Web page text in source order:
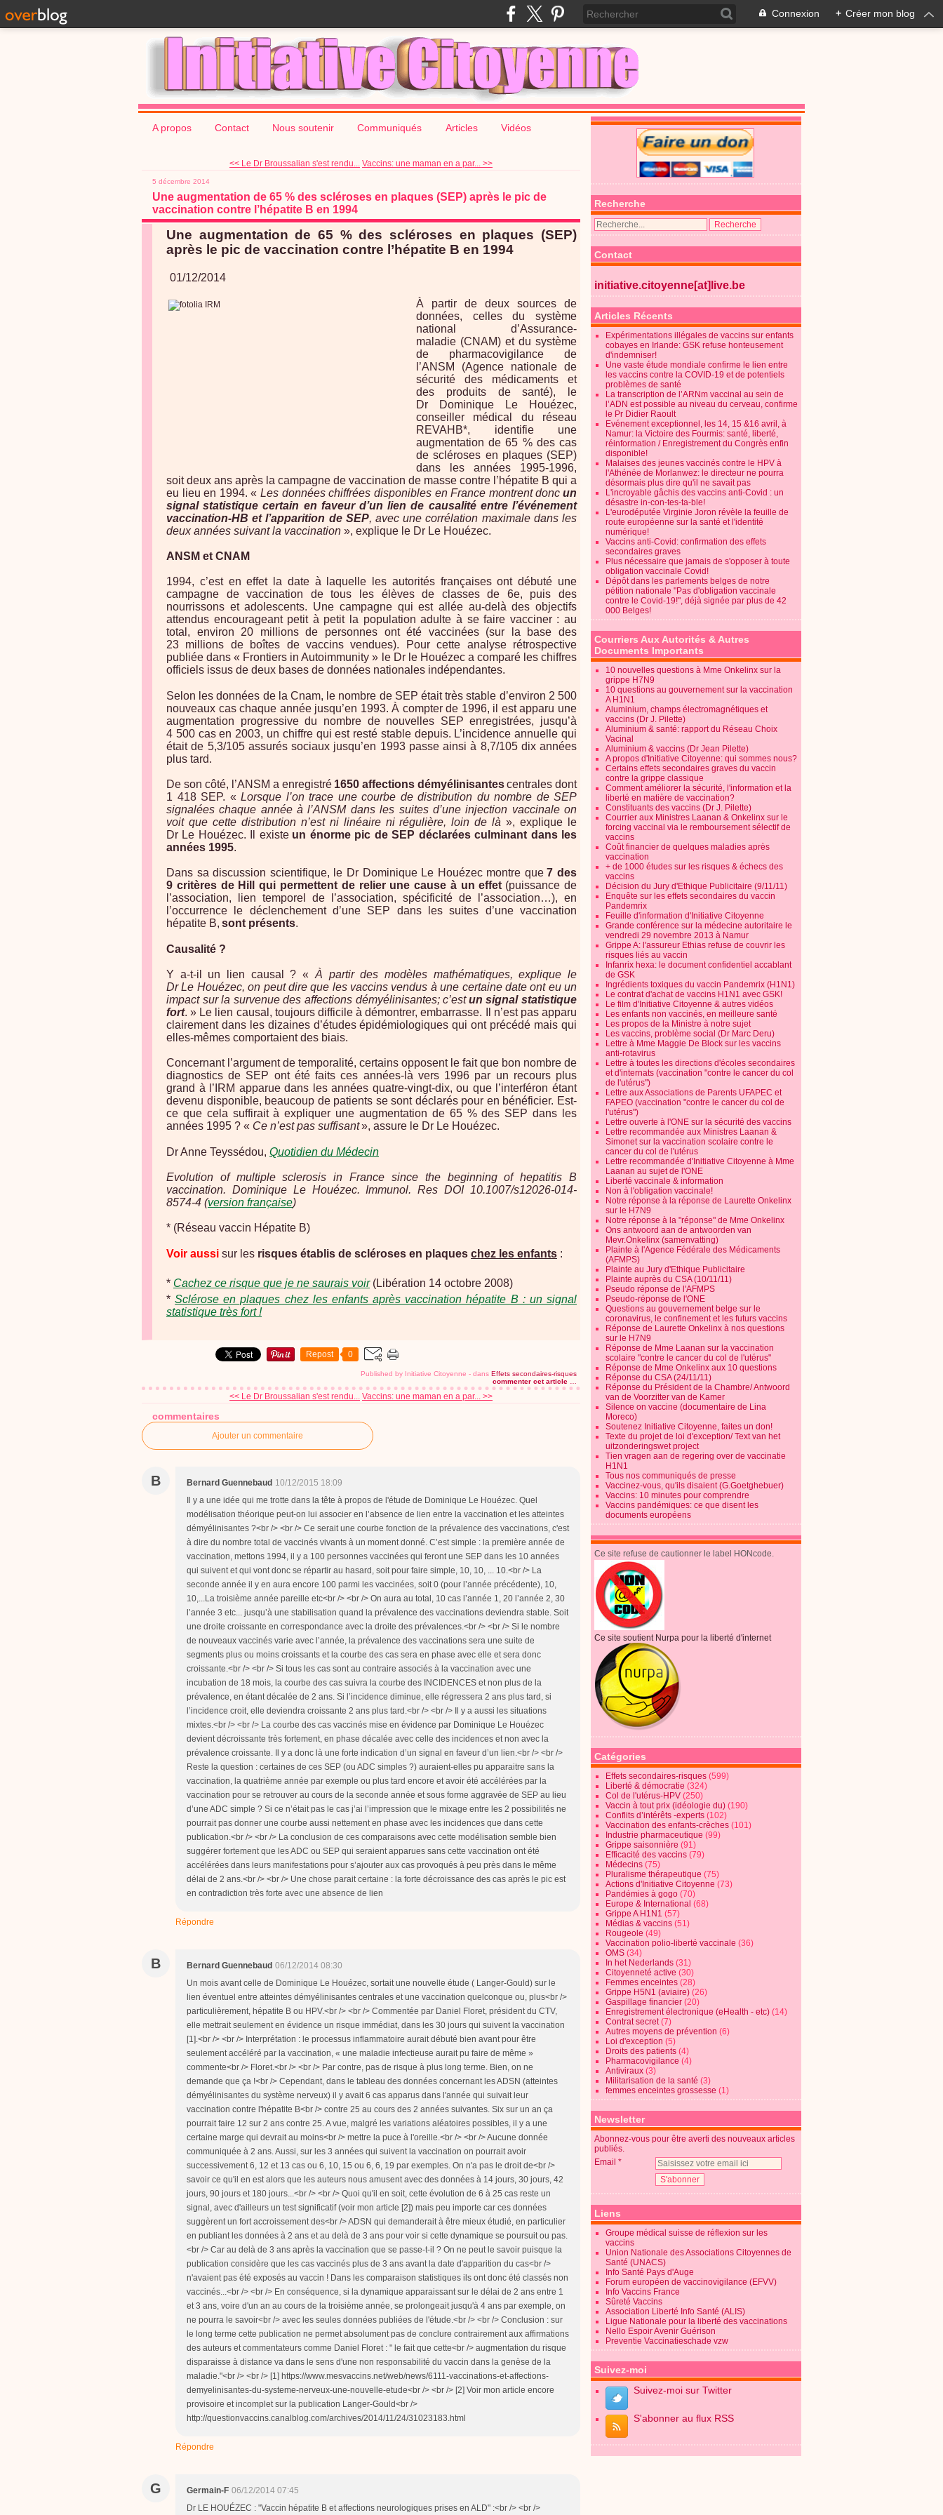
Connexion + Créer mon blog
A propos Contact Nous soutenir Communiqués Articles Vidéos
<< Le Dr Broussalian s'est rendu... Vaccins: une maman en a par... >>
5 décembre 2014
Une augmentation de 65 % des scléroses en plaques (SEP) après le pic de
vaccination contre l’hépatite B en 1994
Une augmentation de 65 % des scléroses en plaques (SEP)
après le pic de vaccination contre l’hépatite B en 1994
01/12/2014
À partir de deux sources de
données, celles du système
national d’Assurance-
maladie (CNAM) et du système
de pharmacovigilance de
l’ANSM (Agence nationale de
sécurité des médicaments et
des produits de santé), le
Dr Dominique Le Houézec,
conseiller médical du réseau
REVAHB*, identifie une
augmentation de 65 % des cas
de scléroses en plaques (SEP)
dans les années 1995-1996,
soit deux ans après la campagne de vaccination de masse contre l’hépatite B qui a
eu lieu en 1994. «Les données chiffrées disponibles en France montrent donc un
signal statistique certain en faveur d’un lien de causalité entre l’événement
vaccination-HB et l’apparition de SEP, avec une corrélation maximale dans les
deux années suivant la vaccination », explique le Dr Le Houézec.
ANSM et CNAM
1994, c’est en effet la date à laquelle les autorités françaises ont débuté une
campagne de vaccination de tous les élèves de classes de 6e, puis des
nourrissons et adolescents. Une campagne qui est allée au-delà des objectifs
attendus encourageant petit à petit la population adulte à se faire vacciner : au
total, environ 20 millions de personnes ont été vaccinées (sur la base des
23 millions de boîtes de vaccins vendues). Pour cette analyse rétrospective
publiée dans « Frontiers in Autoimmunity » le Dr le Houézec a comparé les chiffres
officiels issus de deux bases de données nationales indépendantes.
Selon les données de la Cnam, le nombre de SEP était très stable d’environ 2 500
nouveaux cas chaque année jusqu’en 1993. À compter de 1996, il est apparu une
augmentation progressive du nombre de nouvelles SEP enregistrées, jusqu’à
4 500 cas en 2003, un chiffre qui est resté stable depuis. L’incidence annuelle qui
était de 5,3/105 assurés sociaux jusqu’en 1993 passe ainsi à 8,7/105 dix années
plus tard.
De son côté, l’ANSM a enregistré 1650 affections démyélinisantescentrales dont
1 418 SEP. « Lorsque l’on trace une courbe de distribution du nombre de SEP
signalées chaque année à l’ANSM dans les suites d’une injection vaccinale on
voit que cette distribution n’est ni linéaire ni régulière, loin de là », explique le
Dr Le Houézec. Il existe un énorme pic de SEP déclarées culminant dans les
années 1995.
Dans sa discussion scientifique, le Dr Dominique Le Houézec montre que 7 des
9 critères de Hill qui permettent de relier une cause à un effet (puissance de
l’association, lien temporel de l’association, spécificité de l’association…), en
l’occurrence le déclenchement d’une SEP dans les suites d’une vaccination
hépatite B, sont présents.
Causalité ?
Y a-t-il un lien causal ? « À partir des modèles mathématiques, explique le
Dr Le Houézec, on peut dire que les vaccins vendus à une certaine date ont eu un
impact sur la survenue des affections démyélinisantes; c’est un signal statistique
fort. » Le lien causal, toujours difficile à démontrer, embarrasse. Il n’est pas apparu
clairement dans les dizaines d’études épidémiologiques qui ont précédé mais qui
elles-mêmes comportaient des biais.
Concernant l’argument de temporalité, certains opposent le fait que bon nombre de
diagnostics de SEP ont été faits ces années-là vers 1996 par un recours plus
grand à l’IRM apparue dans les années quatre-vingt-dix, ou que l’interféron étant
devenu disponible, beaucoup de patients se sont déclarés pour en bénéficier. Est-
ce que cela suffirait à expliquer une augmentation de 65 % des SEP dans les
années 1995 ? « Ce n’est pas suffisant», assure le Dr Le Houézec.
Dr Anne Teyssédou, Quotidien du Médecin
Evolution of multiple sclerosis in France since the beginning of hepatitis B
vaccination. Dominique Le Houézec. Immunol. Res DOI 10.1007/s12026-014-
8574-4 (version française)
* (Réseau vaccin Hépatite B)
Voir aussi sur les risques établis de scléroses en plaques chez les enfants :
* Cachez ce risque que je ne saurais voir(Libération 14 octobre 2008)
*Sclérose en plaques chez les enfants après vaccination hépatite B : un signal
statistique très fort !
Repost 0
Published by Initiative Citoyenne - dans Effets secondaires-risques
commenter cet article
<< Le Dr Broussalian s'est rendu... Vaccins: une maman en a par... >>
commentaires
Ajouter un commentaire
B Bernard Guennebaud 10/12/2015 18:09
Il y a une idée qui me trotte dans la tête à propos de l'étude de Dominique Le Houézec. Quel
modélisation théorique peut-on lui associer en l’absence de lien entre la vaccination et les atteintes
démyélinisantes ?<br /> <br /> Ce serait une courbe fonction de la prévalence des vaccinations, c'est
à dire du nombre total de vaccinés vivants à un moment donné. C’est simple : la première année de
vaccination, mettons 1994, il y a 100 personnes vaccinées qui feront une SEP dans les 10 années
qui suivent et qui vont donc se répartir au hasard, soit pour faire simple, 10, 10, ... 10.<br /> La
seconde année il y en aura encore 100 parmi les vaccinées, soit 0 (pour l’année précédente), 10,
10,...La troisième année pareille etc<br /> <br /> On aura au total, 10 cas l’année 1, 20 l’année 2, 30
l’année 3 etc... jusqu’à une stabilisation quand la prévalence des vaccinations deviendra stable. Soit
une droite croissante en correspondance avec la droite des prévalences.<br /> <br /> Si le nombre
de nouveaux vaccinés varie avec l’année, la prévalence des vaccinations sera une suite de
segments plus ou moins croissants et la courbe des cas sera en phase avec elle et sera donc
croissante.<br /> <br /> Si tous les cas sont au contraire associés à la vaccination avec une
incubation de 18 mois, la courbe des cas suivra la courbe des INCIDENCES et non plus de la
prévalence, en étant décalée de 2 ans. Si l’incidence diminue, elle régressera 2 ans plus tard, si
l’incidence croit, elle deviendra croissante 2 ans plus tard.<br /> <br /> Il y a aussi les situations
mixtes.<br /> <br /> La courbe des cas vaccinés mise en évidence par Dominique Le Houézec
devient décroissante très fortement, en phase décalée avec celle des incidences et non avec la
prévalence croissante. Il y a donc là une forte indication d’un signal en faveur d’un lien.<br /> <br />
Reste la question : certaines de ces SEP (ou ADC simples ?) auraient-elles pu apparaitre sans la
vaccination, la quatrième année par exemple ou plus tard encore et avoir été accélérées par la
vaccination pour se retrouver au cours de la seconde année et sous forme aggravée de SEP au lieu
d’une ADC simple ? Si ce n’était pas le cas j’ai l’impression que le mixage entre les 2 possibilités ne
pourrait pas donner une courbe aussi nettement en phase avec les incidences que dans cette
publication.<br /> <br /> La conclusion de ces comparaisons avec cette modélisation semble bien
suggérer fortement que les ADC ou SEP qui seraient apparues sans cette vaccination ont été
accélérées dans leurs manifestations pour s’ajouter aux cas provoqués à peu près dans le même
délai de 2 ans.<br /> <br /> Une chose parait certaine : la forte décroissance des cas après le pic est
en contradiction très forte avec une absence de lien
Répondre
B Bernard Guennebaud 06/12/2014 08:30
Un mois avant celle de Dominique Le Houézec, sortait une nouvelle étude ( Langer-Gould) sur le
lien éventuel entre atteintes démyélinisantes centrales et une vaccination quelconque ou, plus<br />
particulièrement, hépatite B ou HPV.<br /> <br /> Commentée par Daniel Floret, président du CTV,
elle mettrait seulement en évidence un risque immédiat, dans les 30 jours qui suivent la vaccination
[1].<br /> <br /> Interprétation : le processus inflammatoire aurait débuté bien avant pour être
seulement accéléré par la vaccination, « une maladie infectieuse aurait pu faire de même »
commente<br /> Floret.<br /> <br /> Par contre, pas de risque à plus long terme. Bien, on ne
demande que ça !<br /> Cependant, dans le tableau des données concernant les ADSN (atteintes
démyélinisantes du système nerveux) il y avait 6 cas apparus dans l'année qui suivait leur
vaccination contre l'hépatite B<br /> contre 25 au cours des 2 années suivantes. Six sur un an ça
pourrait faire 12 sur 2 ans contre 25. A vue, malgré les variations aléatoires possibles, il y a une
certaine marge qui devrait au moins<br /> mettre la puce à l'oreille.<br /> <br /> Aucune donnée
communiquée à 2 ans. Aussi, sur les 3 années qui suivent la vaccination on pourrait avoir
successivement 6, 12 et 13 cas ou 6, 10, 15 ou 6, 6, 19 par exemples. On n'a pas le droit de<br />
savoir ce qu'il en est alors que les auteurs nous amusent avec des données à 14 jours, 30 jours, 42
jours, 90 jours et 180 jours...<br /> <br /> Quoi qu'il en soit, cette évolution de 6 à 25 cas reste un
signal, avec d'ailleurs un test significatif (voir mon article [2]) mais peu importe car ces données
suggèrent un fort accroissement des<br /> ADSN qui demanderait à être mieux étudié, en particulier
en publiant les données à 2 ans et au delà de 3 ans pour voir si cette dynamique se poursuit ou pas.
<br /> Car au delà de 3 ans après la vaccination que se passe-t-il ? On ne peut le savoir puisque la
publication considère que les cas vaccinés plus de 3 ans avant la date d'apparition du cas<br />
n'avaient pas été exposés au vaccin ! Dans les comparaison statistiques ils ont donc été classés non
vaccinés...<br /> <br /> En conséquence, si la dynamique apparaissant sur le délai de 2 ans entre 1
et 3 ans, voire d'un an au cours de la troisième année, se prolongeait jusqu'à 4 ans par exemple, on
ne pourra le savoir<br /> avec les seules données publiées de l'étude.<br /> <br /> Conclusion : sur
le long terme cette publication ne permet absolument pas de conclure contrairement aux affirmations
des auteurs et commentateurs comme Daniel Floret : " le fait que cette<br /> augmentation du risque
disparaisse à distance va dans le sens d'une non responsabilité du vaccin dans la genèse de la
maladie."<br /> <br /> [1] https://www.mesvaccins.net/web/news/6111-vaccinations-et-affections-
demyelinisantes-du-systeme-nerveux-une-nouvelle-etude<br /> <br /> [2] Voir mon article encore
provisoire et incomplet sur la publication Langer-Gould<br />
http://questionvaccins.canalblog.com/archives/2014/11/24/31023183.html
Répondre
G Germain-F 06/12/2014 07:45
Dr LE HOUÉZEC : "Vaccin hépatite B et affections neurologiques prises en ALD" :<br /> <br />
Recherche
Contact
initiative.citoyenne[at]live.be
Articles Récents
Expérimentations illégales de vaccins sur enfants
cobayes en Irlande: GSK refuse honteusement
d'indemniser!
Une vaste étude mondiale confirme le lien entre
les vaccins contre la COVID-19 et de potentiels
problèmes de santé
La transcription de l’ARNm vaccinal au sein de
l’ADN est possible au niveau du cerveau, confirme
le Pr Didier Raoult
Evénement exceptionnel, les 14, 15 &16 avril, à
Namur: la Victoire des Fourmis: santé, liberté,
réinformation / Enregistrement du Congrès enfin
disponible!
Malaises des jeunes vaccinés contre le HPV à
l'Athénée de Morlanwez: le directeur ne pourra
désormais plus dire qu'il ne savait pas
L'incroyable gâchis des vaccins anti-Covid : un
désastre in-con-tes-ta-ble!
L'eurodéputée Virginie Joron révèle la feuille de
route européenne sur la santé et l'identité
numérique!
Vaccins anti-Covid: confirmation des effets
secondaires graves
Plus nécessaire que jamais de s'opposer à toute
obligation vaccinale Covid!
Dépôt dans les parlements belges de notre
pétition nationale "Pas d'obligation vaccinale
contre le Covid-19!", déjà signée par plus de 42
000 Belges!
Courriers Aux Autorités & Autres
Documents Importants
10 nouvelles questions à Mme Onkelinx sur la
grippe H7N9
10 questions au gouvernement sur la vaccination
A H1N1
Aluminium, champs électromagnétiques et
vaccins (Dr J. Pilette)
Aluminium & santé: rapport du Réseau Choix
Vacinal
Aluminium & vaccins (Dr Jean Pilette)
A propos d'Initiative Citoyenne: qui sommes nous?
Certains effets secondaires graves du vaccin
contre la grippe classique
Comment améliorer la sécurité, l'information et la
liberté en matière de vaccination?
Constituants des vaccins (Dr J. Pilette)
Courrier aux Ministres Laanan & Onkelinx sur le
forcing vaccinal via le remboursement sélectif de
vaccins
Coût financier de quelques maladies après
vaccination
+ de 1000 études sur les risques & échecs des
vaccins
Décision du Jury d'Ethique Publicitaire (9/11/11)
Enquête sur les effets secondaires du vaccin
Pandemrix
Feuille d'information d'Initiative Citoyenne
Grande conférence sur la médecine autoritaire le
vendredi 29 novembre 2013 à Namur
Grippe A: l'assureur Ethias refuse de couvrir les
risques liés au vaccin
Infanrix hexa: le document confidentiel accablant
de GSK
Ingrédients toxiques du vaccin Pandemrix (H1N1)
Le contrat d'achat de vaccins H1N1 avec GSK!
Le film d'Initiative Citoyenne & autres vidéos
Les enfants non vaccinés, en meilleure santé
Les propos de la Ministre à notre sujet
Les vaccins, problème social (Dr Marc Deru)
Lettre à Mme Maggie De Block sur les vaccins
anti-rotavirus
Lettre à toutes les directions d'écoles secondaires
et d'internats (vaccination "contre le cancer du col
de l'utérus")
Lettre aux Associations de Parents UFAPEC et
FAPEO (vaccination "contre le cancer du col de
l'utérus")
Lettre ouverte à l'ONE sur la sécurité des vaccins
Lettre recommandée aux Ministres Laanan &
Simonet sur la vaccination scolaire contre le
cancer du col de l'utérus
Lettre recommandée d'Initiative Citoyenne à Mme
Laanan au sujet de l'ONE
Liberté vaccinale & information
Non à l'obligation vaccinale!
Notre réponse à la réponse de Laurette Onkelinx
sur le H7N9
Notre réponse à la "réponse" de Mme Onkelinx
Ons antwoord aan de antwoorden van
Mevr.Onkelinx (samenvatting)
Plainte à l'Agence Fédérale des Médicaments
(AFMPS)
Plainte au Jury d'Ethique Publicitaire
Plainte auprès du CSA (10/11/11)
Pseudo réponse de l'AFMPS
Pseudo-réponse de l'ONE
Questions au gouvernement belge sur le
coronavirus, le confinement et les futurs vaccins
Réponse de Laurette Onkelinx à nos questions
sur le H7N9
Réponse de Mme Laanan sur la vaccination
scolaire "contre le cancer du col de l'utérus"
Réponse de Mme Onkelinx aux 10 questions
Réponse du CSA (24/11/11)
Réponse du Président de la Chambre/ Antwoord
van de Voorzitter van de Kamer
Silence on vaccine (documentaire de Lina
Moreco)
Soutenez Initiative Citoyenne, faites un don!
Texte du projet de loi d'exception/ Text van het
uitzonderingswet project
Tien vragen aan de regering over de vaccinatie
H1N1
Tous nos communiqués de presse
Vaccinez-vous, qu'ils disaient (G.Goetghebuer)
Vaccins: 10 minutes pour comprendre
Vaccins pandémiques: ce que disent les
documents européens
Ce site refuse de cautionner le label HONcode.
Ce site soutient Nurpa pour la liberté d'internet
Catégories
Effets secondaires-risques (599)
Liberté & démocratie (324)
Col de l'utérus-HPV (250)
Vaccin à tout prix (idéologie du) (190)
Conflits d’intérêts -experts (102)
Vaccination des enfants-crèches (101)
Industrie pharmaceutique (99)
Grippe saisonnière (91)
Efficacité des vaccins (79)
Médecins (75)
Pluralisme thérapeutique (75)
Actions d'Initiative Citoyenne (73)
Pandémies à gogo (70)
Europe & International (68)
Grippe A H1N1 (57)
Médias & vaccins (51)
Rougeole (49)
Vaccination polio-liberté vaccinale (36)
OMS (34)
In het Nederlands (31)
Citoyenneté active (30)
Femmes enceintes (28)
Grippe H5N1 (aviaire) (26)
Gaspillage financier (20)
Enregistrement électronique (eHealth - etc) (14)
Contrat secret(7)
Autres moyens de prévention (6)
Loi d'exception (5)
Droits des patients (4)
Pharmacovigilance (4)
Antiviraux (3)
Militarisation de la santé (3)
femmes enceintes grossesse (1)
Newsletter
Abonnez-vous pour être averti des nouveaux articles
publiés.
Email
Liens
Groupe médical suisse de réflexion sur les
vaccins
Union Nationale des Associations Citoyennes de
Santé (UNACS)
Info Santé Pays d'Auge
Forum européen de vaccinovigilance (EFVV)
Info Vaccins France
Sûreté Vaccins
Association Liberté Info Santé (ALIS)
Ligue Nationale pour la liberté des vaccinations
Nello Espoir Avenir Guérison
Preventie Vaccinatieschade vzw
Suivez-moi
Suivez-moi sur Twitter
S'abonner au flux RSS